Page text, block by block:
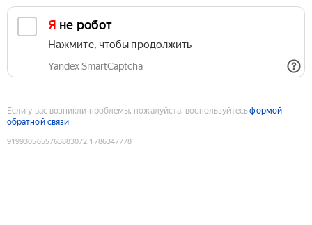
Я не робот
Нажмите, чтобы продолжить
Yandex SmartCaptcha
Если у вас возникли проблемы, пожалуйста, воспользуйтесьформой
обратной связи
9199305655763883072:1786347778